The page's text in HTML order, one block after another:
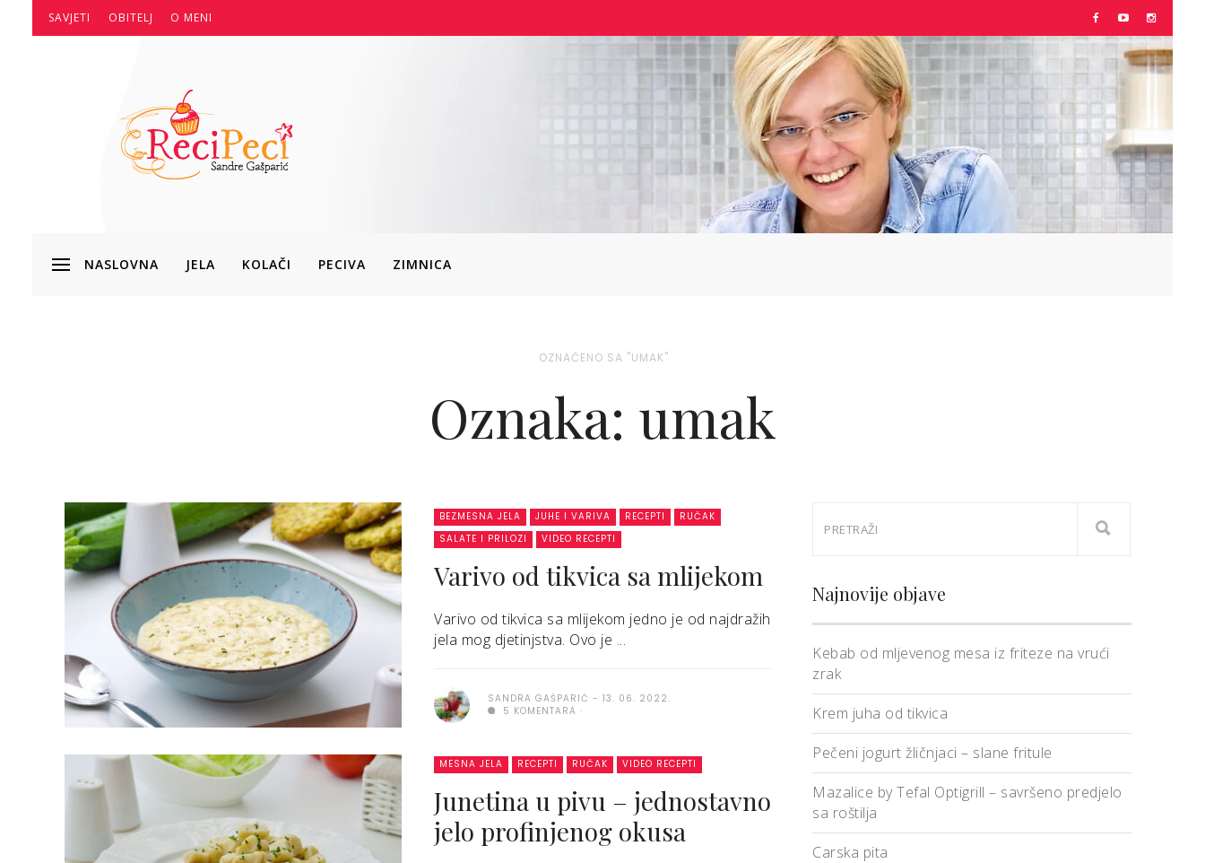
SAVJETI OBITELJ O MENI
NASLOVNA JELA KOLAČI PECIVA ZIMNICA
OZNAČENO SA "UMAK"
Oznaka: umak
BEZMESNA JELA JUHE I VARIVA RECEPTI
RUČAK
SALATE I PRILOZI
VIDEO RECEPTI
Varivo od tikvica sa mlijekom
Varivo od tikvica sa mlijekom jedno je od najdražih
jela mog djetinjstva. Ovo je ...
SANDRA GAŠPARIĆ
13. 06. 2022.
5 KOMENTARA
MESNA JELA RECEPTI RUČAK VIDEO RECEPTI
Junetina u pivu – jednostavno
jelo profinjenog okusa
Najnovije objave
Kebab od mljevenog mesa iz friteze na vrući
zrak
Krem juha od tikvica
Pečeni jogurt žličnjaci – slane fritule
Mazalice by Tefal Optigrill – savršeno predjelo
sa roštilja
Carska pita